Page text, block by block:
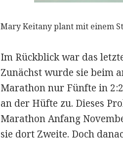
Mary Keitany plant mit einem
Im Rückblick war das
Zunächst wurde sie beim
Marathon nur Fünfte in
an der Hüfte zu. Dieses
Marathon Anfang
sie dort Zweite. Doch